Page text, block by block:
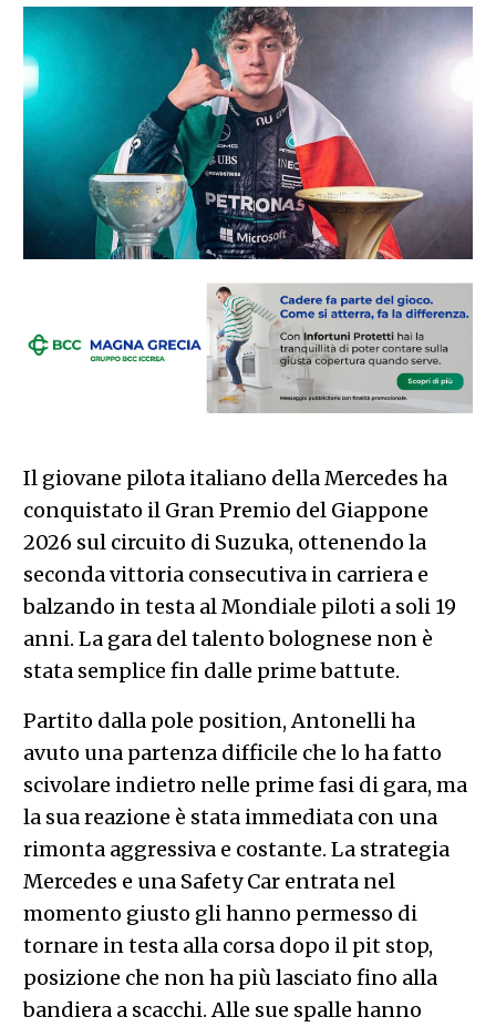
Il giovane pilota italiano della Mercedes ha
conquistato il Gran Premio del Giappone
2026 sul circuito di Suzuka, ottenendo la
seconda vittoria consecutiva in carriera e
balzando in testa al Mondiale piloti a soli 19
anni. La gara del talento bolognese non è
stata semplice fin dalle prime battute.
Partito dalla pole position, Antonelli ha
avuto una partenza difficile che lo ha fatto
scivolare indietro nelle prime fasi di gara, ma
la sua reazione è stata immediata con una
rimonta aggressiva e costante. La strategia
Mercedes e una Safety Car entrata nel
momento giusto gli hanno permesso di
tornare in testa alla corsa dopo il pit stop,
posizione che non ha più lasciato fino alla
bandiera a scacchi. Alle sue spalle hanno